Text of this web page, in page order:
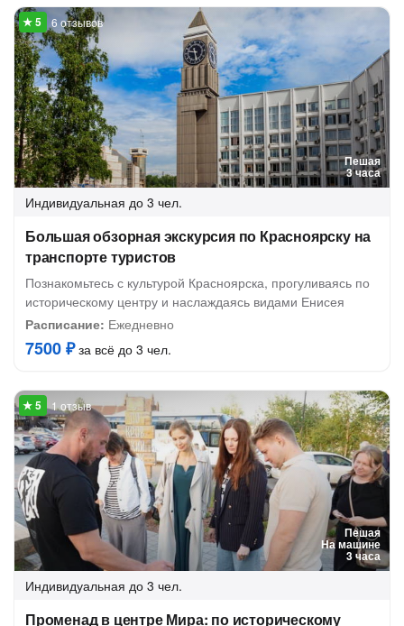
Пешая
3 часа
6 отзывов
Индивидуальная до 3 чел.
Большая обзорная экскурсия по Красноярску на
транспорте туристов
Познакомьтесь с культурой Красноярска, прогуливаясь по
историческому центру и наслаждаясь видами Енисея
Расписание: Ежедневно
7500 ₽за всё до 3 чел.
Пешая
На машине
3 часа
1 отзыв
Индивидуальная до 3 чел.
Променад в центре Мира: по историческому